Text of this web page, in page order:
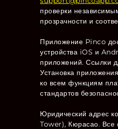
проверки
прозрачности и
Приложение Pinco
устройства iOS и
приложений. Ссылки
Установка
ко всем функциям
стандартов
Юридический адрес
Tower), Кюрасао. Все